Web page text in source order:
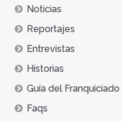
Noticias
Reportajes
Entrevistas
Historias
Guía del Franquiciado
Faqs